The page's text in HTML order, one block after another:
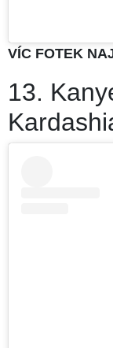
VÍC FOTEK
13.